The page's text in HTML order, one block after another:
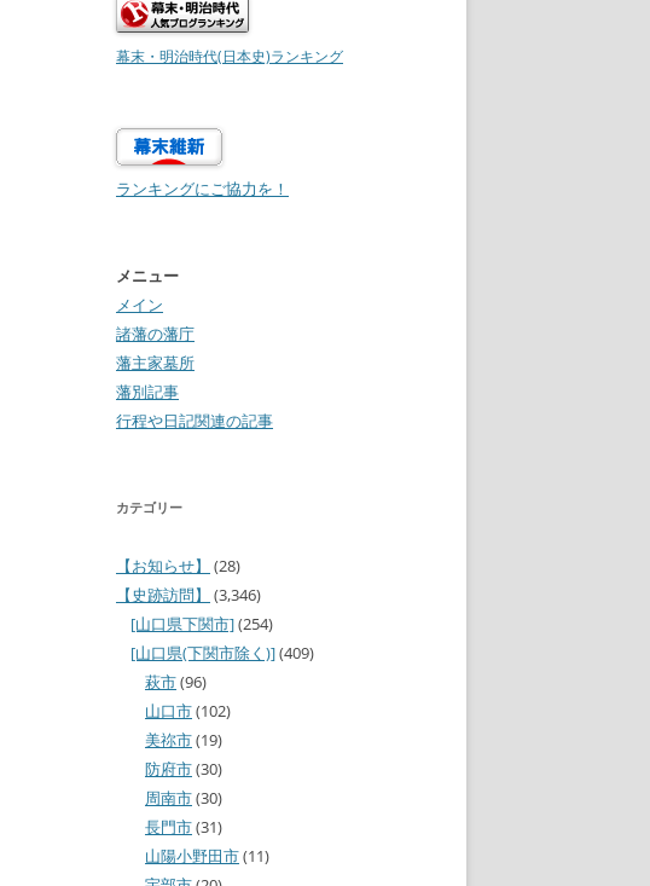
幕末・明治時代(日本史)ランキング
ランキングにご協力を！
メニュー
メイン
諸藩の藩庁
藩主家墓所
藩別記事
行程や日記関連の記事
カテゴリー
【お知らせ】
(28)
【史跡訪問】
(3,346)
[山口県下関市](254)
[山口県(下関市除く)](409)
萩市(96)
山口市(102)
美祢市(19)
防府市(30)
周南市(30)
長門市(31)
山陽小野田市(11)